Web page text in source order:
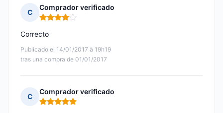
C
Comprador verificado
Nota: 4 de 5
Publicado el 14/01/2017 à 19h19
tras una compra de 01/01/2017
Correcto
C
Comprador verificado
Nota: 5 de 5